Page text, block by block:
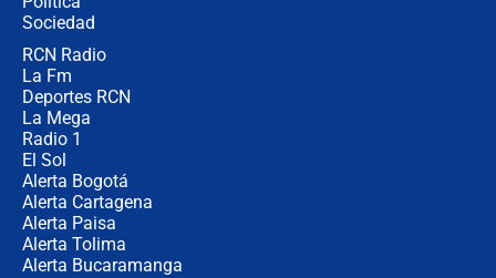
Sociedad
RCN Radio
La Fm
Deportes RCN
La Mega
Radio 1
El Sol
Alerta Bogotá
Alerta Cartagena
Alerta Paisa
Alerta Tolima
Alerta Bucaramanga